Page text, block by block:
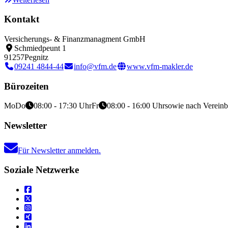
Kontakt
Versicherungs- & Finanzmanagment GmbH
Schmiedpeunt 1
91257Pegnitz
09241 4844-44
info@vfm.de www.vfm-makler.de
Bürozeiten
MoDo 08:00 - 17:30 UhrFr 08:00 - 16:00 Uhrsowie nach
Newsletter
Für Newsletter anmelden.
Soziale Netzwerke